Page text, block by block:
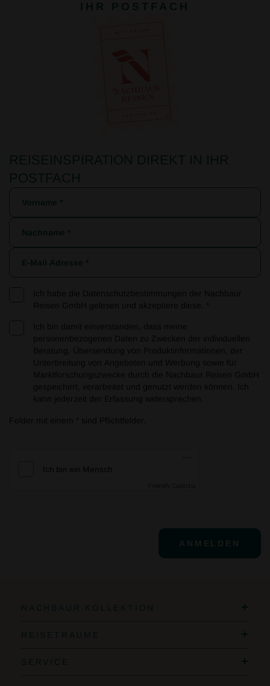
IHR POSTFACH
REISEINSPIRATION DIREKT IN IHR
POSTFACH
Ich habe die Datenschutzbestimmungen
der Nachbaur
Reisen GmbH gelesen und akzeptiere diese. *
Ich bin damit einverstanden, dass meine
personenbezogenen Daten zu Zwecken der individuellen
Beratung, Übersendung von Produktinformationen, der
Unterbreitung von Angeboten und Werbung sowie für
Marktforschungszwecke durch die Nachbaur Reisen GmbH
gespeichert, verarbeitet und genutzt werden können. Ich
kann jederzeit der Erfassung widersprechen.
Felder mit einem * sind Pflichtfelder.
ANMELDEN
NACHBAUR KOLLEKTION
REISETRÄUME
SERVICE